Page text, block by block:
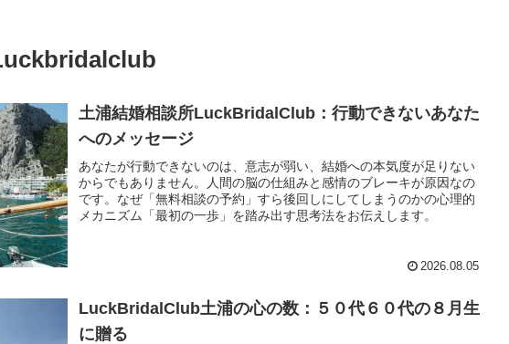
土浦結婚相談所LuckBridalClub：行動できないあなた
へのメッセージ
あなたが行動できないのは、意志が弱い、結婚への本気度が足りない
からでもありません。人間の脳の仕組みと感情のブレーキが原因なの
です。なぜ「無料相談の予約」すら後回しにしてしまうのかの心理的
メカニズム「最初の一歩」を踏み出す思考法をお伝えします。
2026.08.05
LuckBridalClub土浦の心の数：５０代６０代の８月生
に贈る